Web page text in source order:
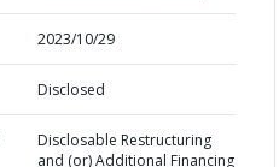
2023/10/29
Disclosed
Disclosable Restructuring
and (or) Additional Financing